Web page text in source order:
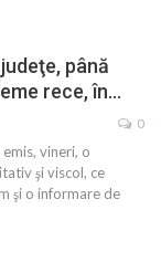
până
rece, în…
0
vineri, o
şi viscol, ce
şi o informare de